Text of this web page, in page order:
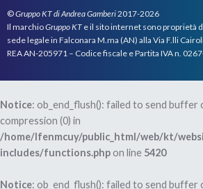
©Gruppo KT di Andrea Gamberi2017-2026
Il marchioGruppo KT e il sito internet sono proprietà
sede legale in Falconara M.ma (AN) alla Via F.lli
REA AN-205971 – Codice fiscale e Partita IVA n.
Notice: ob_end_flush(): failed to send
compression (0) in
/home/lfenmcuy/public_html/web/kt/
includes/functions.php on line 5420
Notice: ob_end_flush(): failed to send